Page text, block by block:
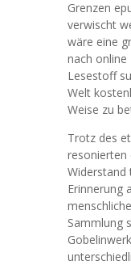
Grenzen
verwischt
wäre eine
nach online
Lesestoff
Welt
Weise zu
Trotz des
resonierten
Widerstand
Erinnerung
Sammlung